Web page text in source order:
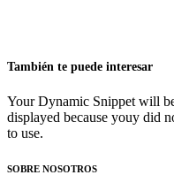
También te puede interesar
Your Dynamic Snippet will
displayed because youy did
to use.
SOBRE NOSOTROS